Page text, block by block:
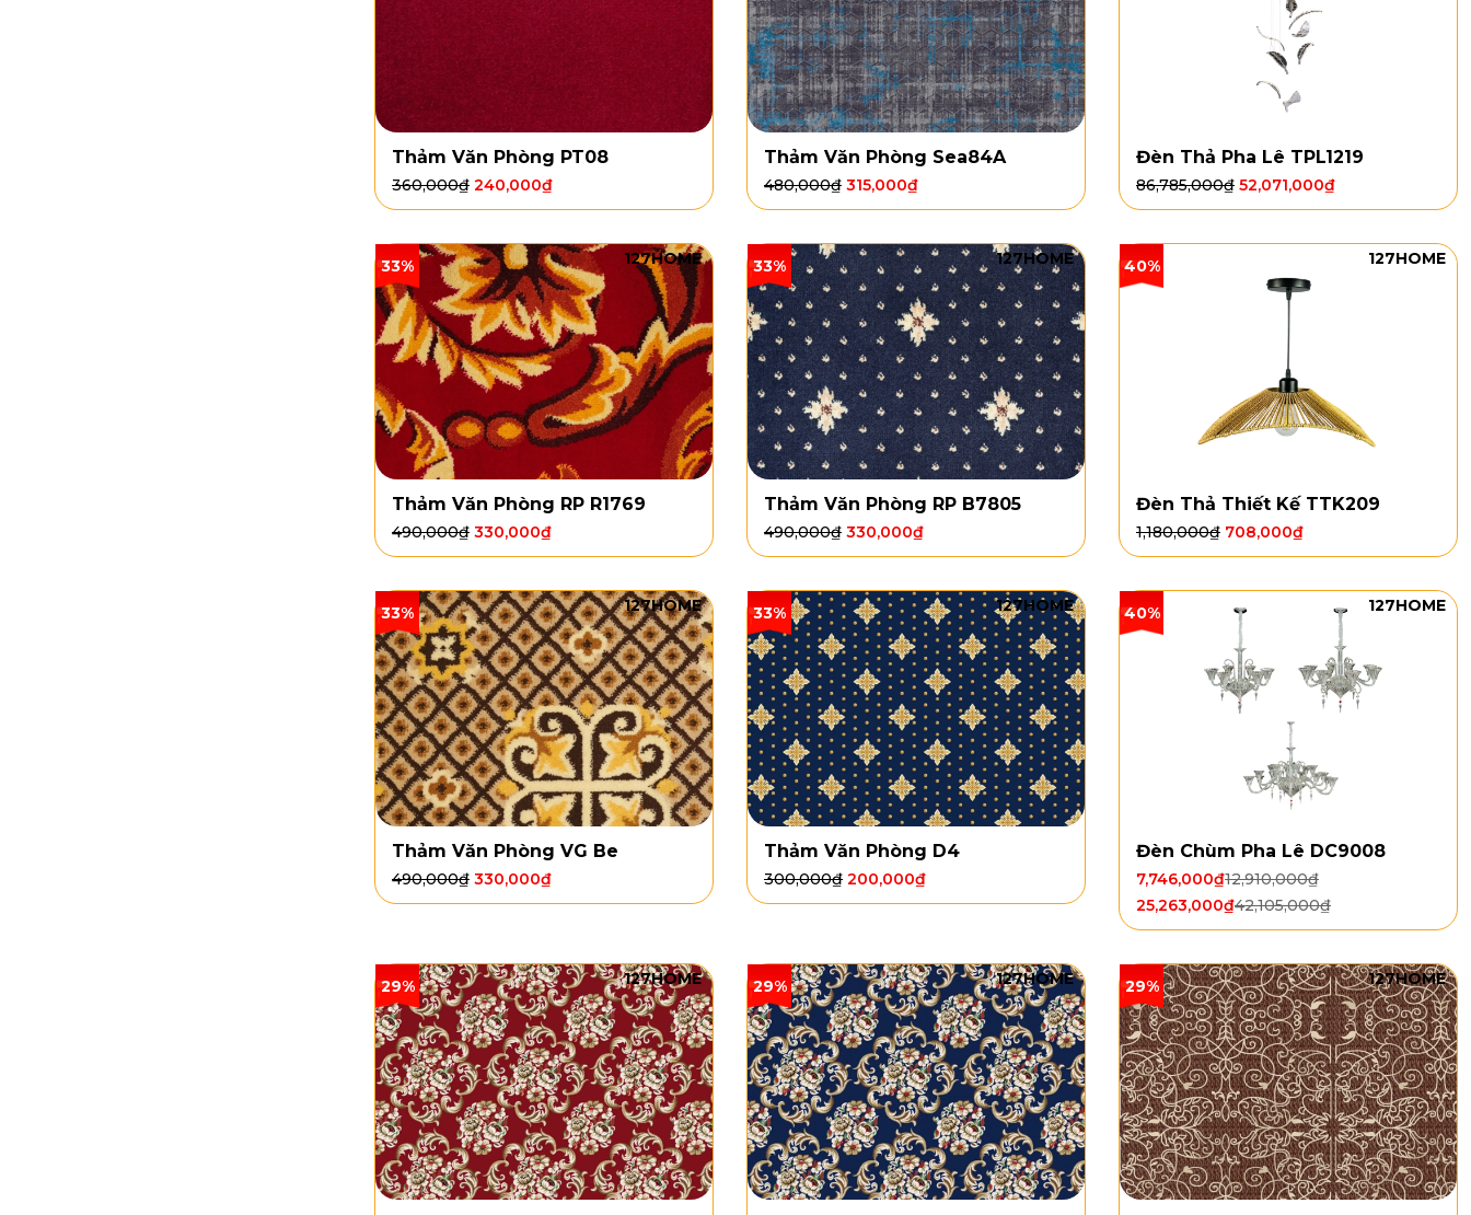
Thảm Văn Phòng PT08
360,000₫ 240,000₫
Thảm Văn Phòng Sea84A
480,000₫ 315,000₫
Đèn Thả Pha Lê TPL1219
86,785,000₫ 52,071,000₫
33% 127HOME
Thảm Văn Phòng RP R1769
490,000₫ 330,000₫
33% 127HOME
Thảm Văn Phòng RP B7805
490,000₫ 330,000₫
40% 127HOME
Đèn Thả Thiết Kế TTK209
1,180,000₫ 708,000₫
33% 127HOME
Thảm Văn Phòng VG Be
490,000₫ 330,000₫
33% 127HOME
Thảm Văn Phòng D4
300,000₫ 200,000₫
40% 127HOME
Đèn Chùm Pha Lê DC9008
12,910,000₫
7,746,000₫
42,105,000₫
25,263,000₫
29% 127HOME 29% 127HOME 29% 127HOME